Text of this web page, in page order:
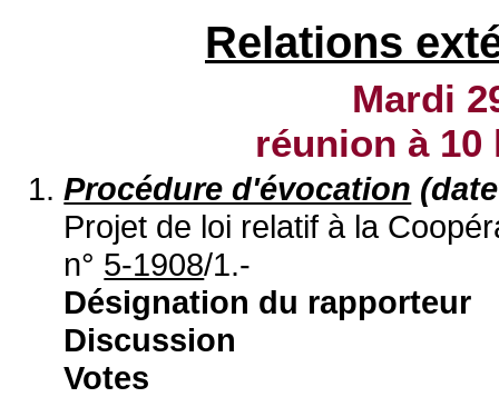
Relations
Mardi
réunion à 10
Procédure d'évocation
Projet de loi relatif à la
n° 5-1908/1.-
Désignation du rapporteur
Discussion
Votes